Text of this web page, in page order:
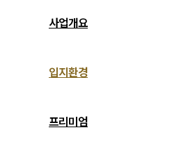
사업개요
입지환경
프리미엄